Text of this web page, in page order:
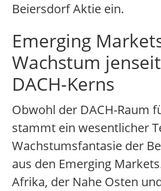
Beiersdorf Aktie ein.
Emerging
Wachstum
DACH-Kerns
Obwohl der DACH-Raum
stammt ein wesentlicher
Wachstumsfantasie der
aus den Emerging
Afrika, der Nahe Osten